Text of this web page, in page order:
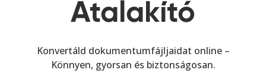
Átalakító
Konvertáld dokumentumfájljaidat online –
Könnyen, gyorsan és biztonságosan.